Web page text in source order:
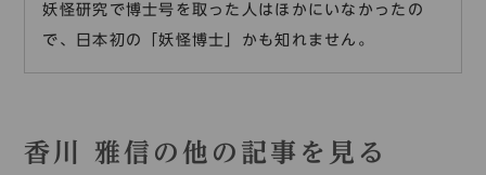
妖怪研究で博士号を取った人はほかにいなかったの
で、日本初の「妖怪博士」かも知れません。
香川 雅信の他の記事を見る